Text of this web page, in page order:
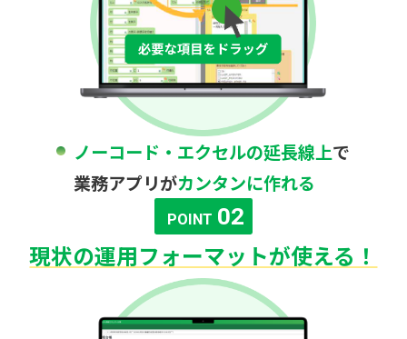
ノーコード・エクセルの延長線上で
業務アプリがカンタンに作れる
POINT 02
現状の運用フォーマットが使える！